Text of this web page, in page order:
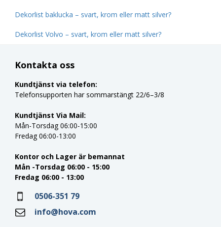
Dekorlist baklucka – svart, krom eller matt silver?
Dekorlist Volvo – svart, krom eller matt silver?
Kontakta oss
Kundtjänst via telefon:
Telefonsupporten har sommarstängt 22/6–3/8
Kundtjänst Via Mail:
Mån-Torsdag 06:00-15:00
Fredag 06:00-13:00
Kontor och Lager är bemannat
Mån -Torsdag 06:00 - 15:00
Fredag 06:00 - 13:00
0506-351 79
info@hova.com